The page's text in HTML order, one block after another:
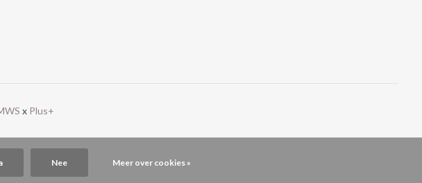
x Plus+
Nee Meer over cookies »